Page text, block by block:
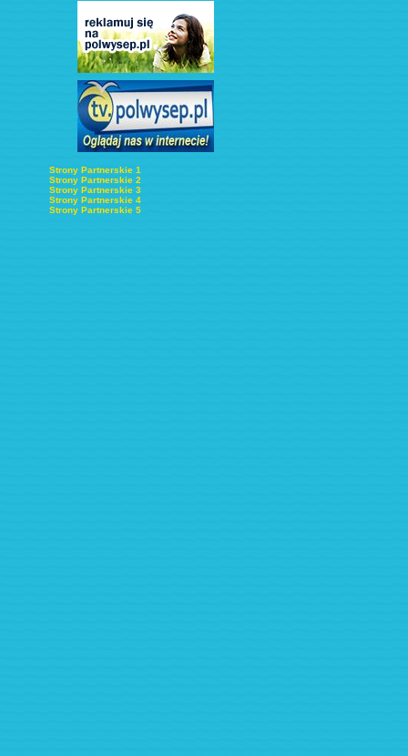
Strony Partnerskie 1
Strony Partnerskie 2
Strony Partnerskie 3
Strony Partnerskie 4
Strony Partnerskie 5